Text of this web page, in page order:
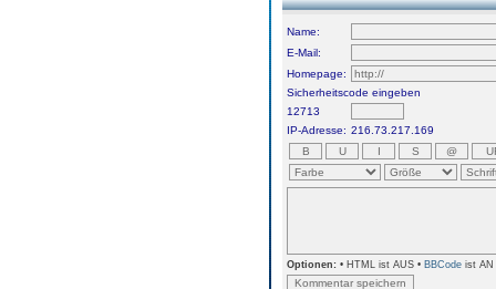
Name:
E-Mail:
Homepage:
Sicherheitscode eingeben
12713
IP-Adresse: 216.73.217.169
Optionen: • HTML ist AUS • BBCode ist AN